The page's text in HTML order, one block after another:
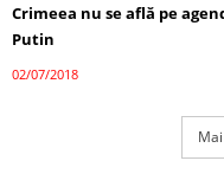
Crimeea nu se află pe
Putin
02/07/2018